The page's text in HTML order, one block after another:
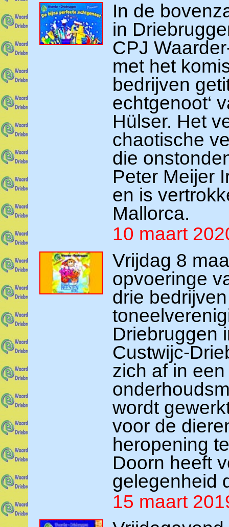
In de
in
CPJ
met het
bedrijven
echtgenoot‘
Hülser. Het
chaotische
die
Peter Meijer
en is
Mallorca.
10 maart
Vrijdag 8
opvoeringe
drie
Driebruggen
Custwijc-
zich af in
wordt
voor de
heropening
Doorn heeft
gelegenheid
15 maart